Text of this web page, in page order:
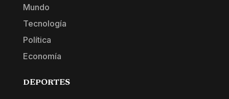
Mundo
Tecnología
Política
Economía
DEPORTES